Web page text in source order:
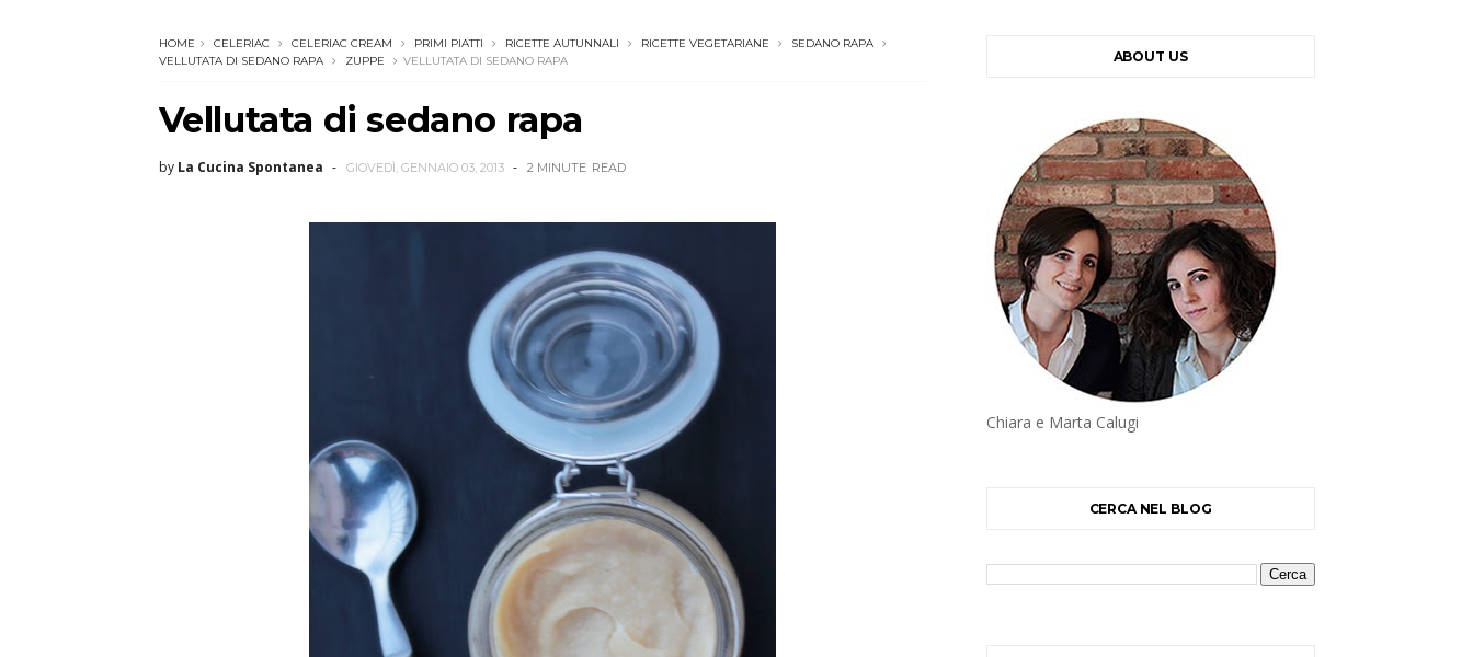
HOME CELERIAC CELERIAC CREAM PRIMI PIATTI RICETTE AUTUNNALI RICETTE VEGETARIANE
SEDANO RAPA
VELLUTATA DI SEDANO RAPA
ZUPPE VELLUTATA DI SEDANO RAPA
Vellutata di sedano rapa
by La Cucina Spontanea GIOVEDÌ, GENNAIO 03, 2013 2 MINUTE READ
ABOUT US
Chiara e Marta Calugi
CERCA NEL BLOG